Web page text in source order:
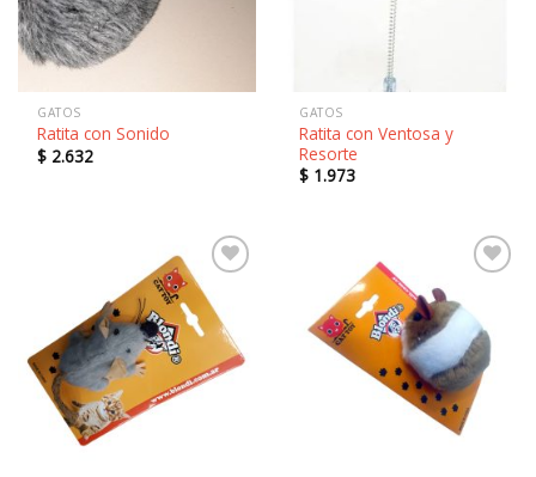
GATOS
Ratita con Sonido
$ 2.632
GATOS
Ratita con Ventosa y
Resorte
$ 1.973
Añadir
a la
lista de
deseos
Añadir
a la
lista de
deseos